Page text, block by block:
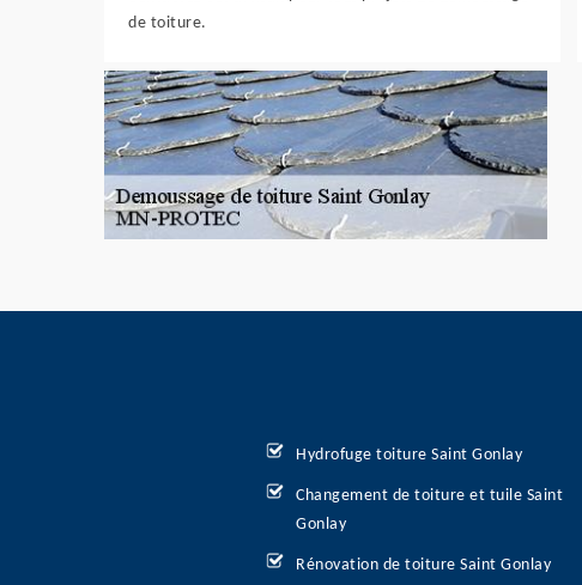
de toiture.
Hydrofuge toiture Saint Gonlay
Changement de toiture et tuile Saint
Gonlay
Rénovation de toiture Saint Gonlay